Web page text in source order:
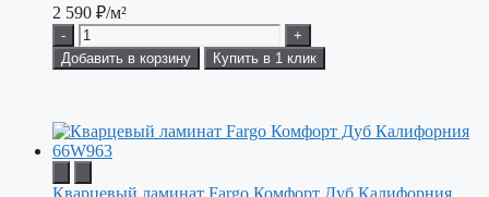
2 590 ₽/м²
-
+
Добавить в корзину
Купить в 1 клик
Кварцевый ламинат Fargo Комфорт Дуб Калифорния